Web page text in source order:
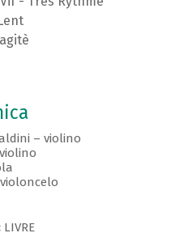
– violino
LIVRE